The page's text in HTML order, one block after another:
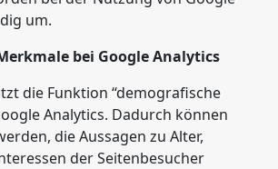
um.
bei Google Analytics
die Funktion “demografische
Analytics. Dadurch können
die Aussagen zu Alter,
der Seitenbesucher